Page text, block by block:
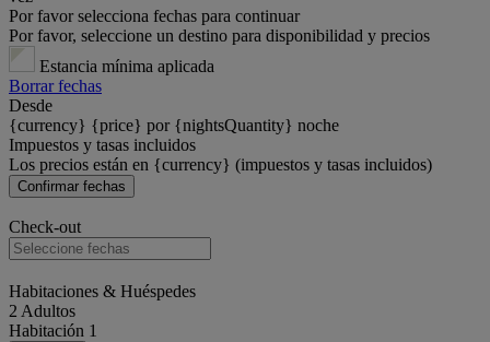
Por favor selecciona fechas para continuar
Por favor, seleccione un destino para disponibilidad y precios
Estancia mínima aplicada
Borrar fechas
Desde
{currency} {price} por {nightsQuantity} noche
Impuestos y tasas incluidos
Los precios están en {currency} (impuestos y tasas incluidos)
Confirmar fechas
Check-out
Habitaciones & Huéspedes
2 Adultos
Habitación 1